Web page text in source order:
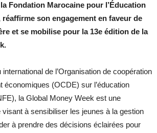
Fondation Marocaine pour l’Éducation
réaffirme son engagement en faveur de
et se mobilise pour la 13e édition de la
de l’Organisation de coopération
économiques (OCDE) sur l’éducation
la Global Money Week est une
à sensibiliser les jeunes à la gestion
à prendre des décisions éclairées pour